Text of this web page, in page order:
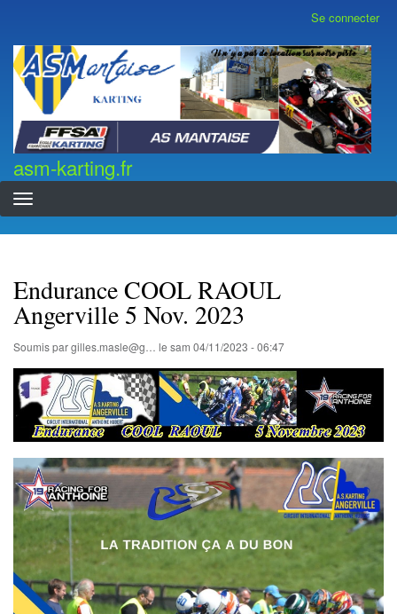
contenu
principal
compte
de
l'utilisateur
Se connecter
asm-karting.fr
asm-karting.fr
Endurance COOL RAOUL
Angerville 5 Nov. 2023
Soumis pargilles.masle@g… le sam 04/11/2023 - 06:47